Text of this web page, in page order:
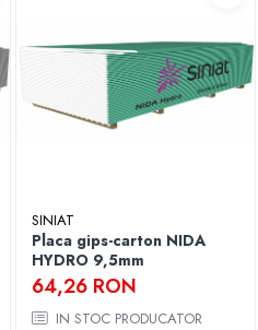
SINIAT
Placa gips-carton NIDA
HYDRO 9,5mm
64,26 RON
IN STOC PRODUCATOR